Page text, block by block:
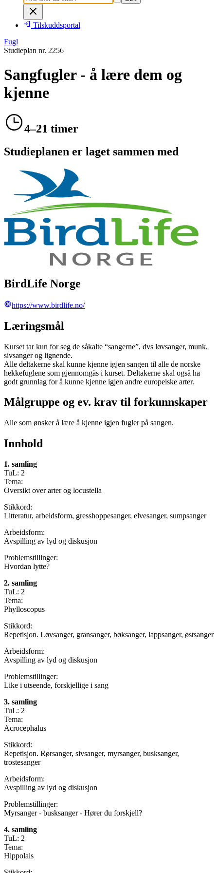
Tilskuddsportal
Fugl
Studieplan nr. 2256
Sangfugler - å lære dem og
kjenne
4–21 timer
Studieplanen er laget sammen med
BirdLife Norge
https://www.birdlife.no/
Læringsmål
Kurset tar kun for seg de såkalte “sangerne”, dvs løvsanger, munk,
sivsanger og lignende.
Alle deltakerne skal kunne kjenne igjen sangen til alle de norske
hekkefuglene som gjennomgås i kurset. Deltakerne skal også ha
godt grunnlag for å kunne kjenne igjen andre europeiske arter.
Målgruppe og ev. krav til forkunnskaper
Alle som ønsker å lære å kjenne igjen fugler på sangen.
Innhold
1. samling
TuL: 2
Tema:
Oversikt over arter og locustella
Stikkord:
Litteratur, arbeidsform, gresshoppesanger, elvesanger, sumpsanger
Arbeidsform:
Avspilling av lyd og diskusjon
Problemstillinger:
Hvordan lytte?
2. samling
TuL: 2
Tema:
Phylloscopus
Stikkord:
Repetisjon. Løvsanger, gransanger, bøksanger, lappsanger, østsanger
Arbeidsform:
Avspilling av lyd og diskusjon
Problemstillinger:
Like i utseende, forskjellige i sang
3. samling
TuL: 2
Tema:
Acrocephalus
Stikkord:
Repetisjon. Rørsanger, sivsanger, myrsanger, busksanger,
trostesanger
Arbeidsform:
Avspilling av lyd og diskusjon
Problemstillinger:
Myrsanger - busksanger - Hører du forskjell?
4. samling
TuL: 2
Tema:
Hippolais